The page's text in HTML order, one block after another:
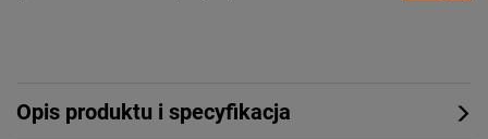
Opis produktu i specyfikacja